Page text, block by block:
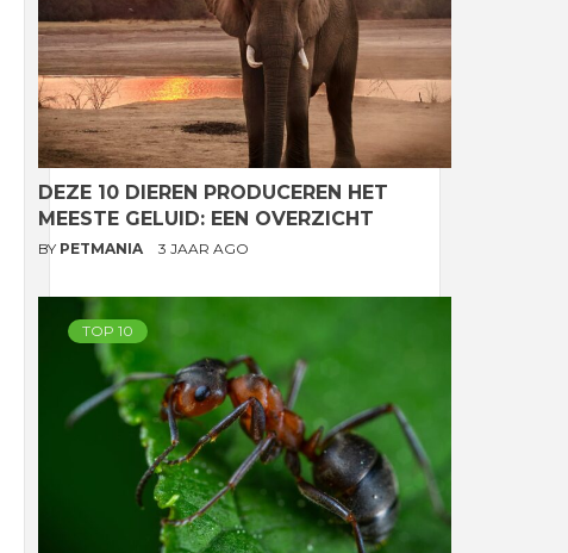
DEZE 10 DIEREN PRODUCEREN HET
MEESTE GELUID: EEN OVERZICHT
BY PETMANIA 3 JAAR AGO
TOP 10